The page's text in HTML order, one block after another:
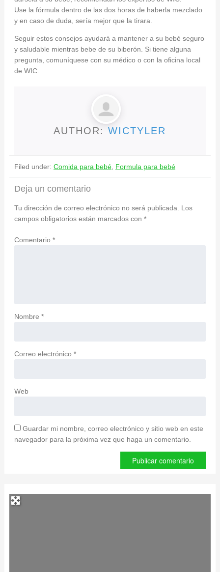
Use la fórmula dentro de las dos horas de haberla mezclado
y en caso de duda, sería mejor que la tirara.
Seguir estos consejos ayudará a mantener a su bebé seguro
y saludable mientras bebe de su biberón. Si tiene alguna
pregunta, comuníquese con su médico o con la oficina local
de WIC.
AUTHOR:WICTYLER
Filed under: Comida para bebé, Formula para bebé
Deja un comentario
Tu dirección de correo electrónico no será publicada.
Los
campos obligatorios están marcados con *
Comentario *
Nombre *
Correo electrónico *
Web
Guardar mi nombre, correo electrónico y sitio web en este
navegador para la próxima vez que haga un comentario.